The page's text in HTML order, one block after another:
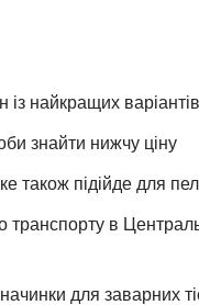
найкращих варіантів
знайти нижчу ціну
також підійде для
транспорту в
для заварних